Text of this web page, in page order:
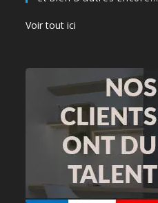
Voir tout ici